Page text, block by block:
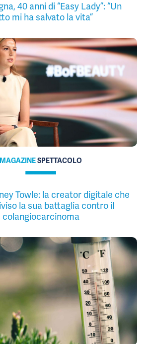
40 anni di “Easy Lady”: “Un
mi ha salvato la vita”
MAGAZINESPETTACOLO
Towle: la creator digitale che
la sua battaglia contro il
colangiocarcinoma